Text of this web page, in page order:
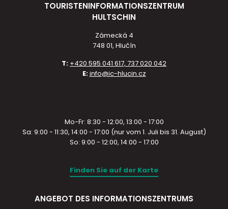
TOURISTENINFORMATIONSZENTRUM
HULTSCHIN
Zámecká 4
748 01, Hlučín
T: +420 595 041 617, 737 020 042
E:info@ic-hlucin.cz
Mo-Fr: 8:30 - 12:00, 13:00 - 17:00
Sa: 9:00 - 11:30, 14:00 - 17:00 (nur vom 1. Juli bis 31. August)
So: 9:00 - 12:00, 14:00 - 17:00
Finden Sie auf der Karte
ANGEBOT DES INFORMATIONSZENTRUMS